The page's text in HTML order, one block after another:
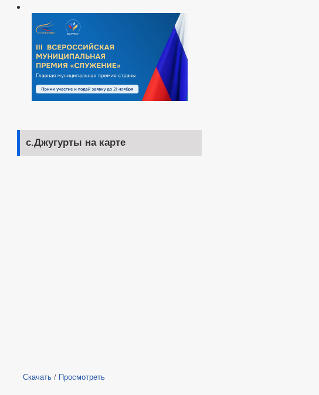
с.Джугурты на карте
Скачать / Просмотреть